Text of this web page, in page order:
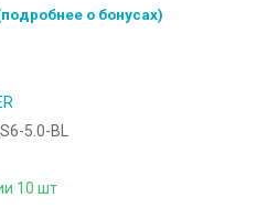
о бонусах)
5.0-BL
10 шт